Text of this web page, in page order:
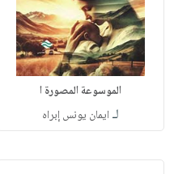
الموسوعة المصورة ا
لـ ايمان يونس إبراه